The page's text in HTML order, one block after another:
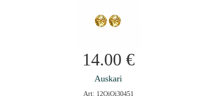
14.00 €
Auskari
Art: 12OiOi30451